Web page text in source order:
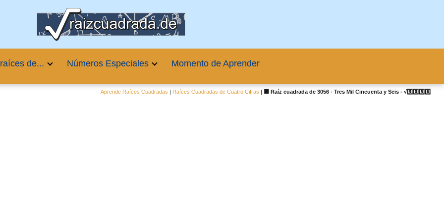
de... Números Especiales Momento de Aprender
Aprende Raíces Cuadradas | Raíces Cuadradas de Cuatro Cifras | 🟦 Raíz cuadrada de 3056 - Tres Mil Cincuenta y Seis - √3️⃣0️⃣5️⃣6️⃣